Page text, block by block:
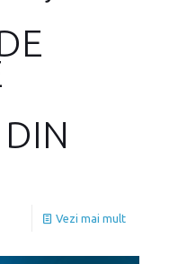
Vezi mai mult